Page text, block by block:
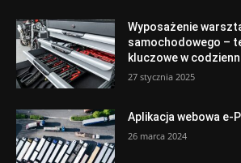
Wyposażenie
samochodowego –
kluczowe w
27 stycznia 2025
Aplikacja webowa e-
26 marca 2024